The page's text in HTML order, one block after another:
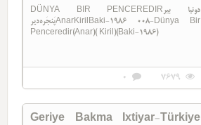
DÜNYA BIR PENCEREDIRدونیا بیر
پَنجَره‌دیرAnarKirilBaki-1986 008-Dünya Bir
Penceredir(Anar)( Kiril)(Baki-1986)
7679
0
Geriye Bakma Ixtiyar-Türkiye